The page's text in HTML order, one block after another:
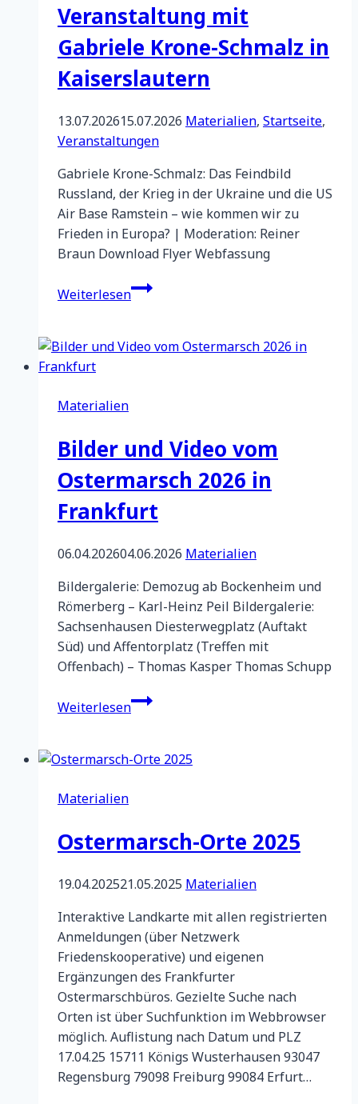
Veranstaltung mit
Gabriele Krone-Schmalz in
Kaiserslautern
13.07.202615.07.2026 Materialien, Startseite,
Veranstaltungen
Gabriele Krone-Schmalz: Das Feindbild
Russland, der Krieg in der Ukraine und die US
Air Base Ramstein – wie kommen wir zu
Frieden in Europa? | Moderation: Reiner
Braun Download Flyer Webfassung
WeiterlesenVideo-
Mitschnitt
Veranstaltung
in
Kaiserslautern
Materialien
Bilder und Video vom
Ostermarsch 2026 in
Frankfurt
06.04.202604.06.2026 Materialien
Bildergalerie: Demozug ab Bockenheim und
Römerberg – Karl-Heinz Peil Bildergalerie:
Sachsenhausen Diesterwegplatz (Auftakt
Süd) und Affentorplatz (Treffen mit
Offenbach) – Thomas Kasper Thomas Schupp
WeiterlesenBilder
und
vom
Frankfurt
Materialien
Ostermarsch-Orte 2025
19.04.202521.05.2025 Materialien
Interaktive Landkarte mit allen registrierten
Anmeldungen (über Netzwerk
Friedenskooperative) und eigenen
Ergänzungen des Frankfurter
Ostermarschbüros. Gezielte Suche nach
Orten ist über Suchfunktion im Webbrowser
möglich. Auflistung nach Datum und PLZ
17.04.25 15711 Königs Wusterhausen 93047
Regensburg 79098 Freiburg 99084 Erfurt…